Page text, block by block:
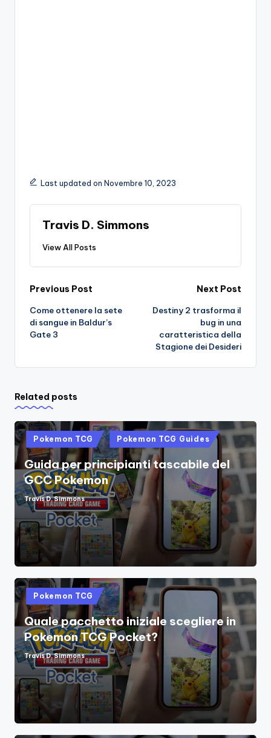
Last updated on Novembre 10, 2023
Travis D. Simmons
View All Posts
Post
navigation
Previous Post
Come ottenere la sete
di sangue in Baldur’s
Gate 3
Next Post
Destiny 2 trasforma il
bug in una
caratteristica della
Stagione dei Desideri
Related posts
Posted
in
Pokemon TCG Pokemon TCG Guides
Guida per principianti tascabile del
GCC Pokemon
Posted
by
Travis D. Simmons
Posted
in
Pokemon TCG
Quale pacchetto iniziale scegliere in
Pokemon TCG Pocket?
Posted
by
Travis D. Simmons